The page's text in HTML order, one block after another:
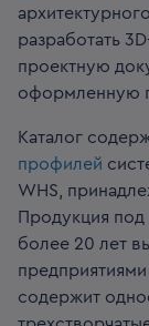
разработать
проектную
оформленную
Каталог
профилей
WHS,
Продукция
более 20 лет
содержит